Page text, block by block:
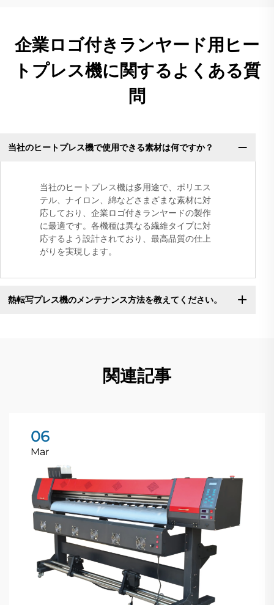
企業ロゴ付きランヤード用ヒー
トプレス機に関するよくある質
問
当社のヒートプレス機で使用できる素材は何ですか？
当社のヒートプレス機は多用途で、ポリエス
テル、ナイロン、綿などさまざまな素材に対
応しており、企業ロゴ付きランヤードの製作
に最適です。各機種は異なる繊維タイプに対
応するよう設計されており、最高品質の仕上
がりを実現します。
熱転写プレス機のメンテナンス方法を教えてください。
関連記事
06
Mar